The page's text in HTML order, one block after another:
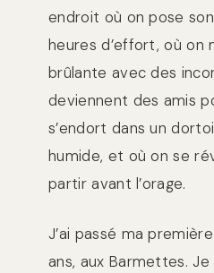
endroit où on pose
heures d’effort, où on
brûlante avec des
deviennent des amis
s’endort dans un
humide, et où on se
partir avant l’orage.
J’ai passé ma
ans, aux Barmettes.